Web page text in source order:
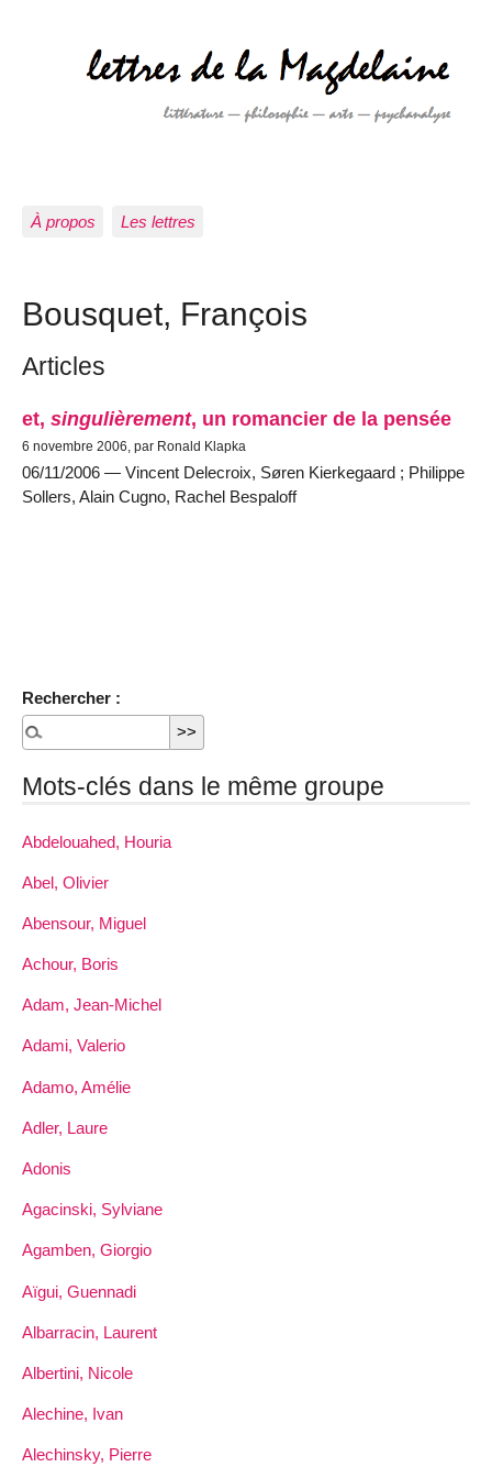
À propos Les lettres
Bousquet, François
Articles
et, singulièrement, un romancier de la pensée
6 novembre 2006, par Ronald Klapka
06/11/2006 — Vincent Delecroix, Søren Kierkegaard ; Philippe
Sollers, Alain Cugno, Rachel Bespaloff
Rechercher :
Mots-clés dans le même groupe
Abdelouahed, Houria
Abel, Olivier
Abensour, Miguel
Achour, Boris
Adam, Jean-Michel
Adami, Valerio
Adamo, Amélie
Adler, Laure
Adonis
Agacinski, Sylviane
Agamben, Giorgio
Aïgui, Guennadi
Albarracin, Laurent
Albertini, Nicole
Alechine, Ivan
Alechinsky, Pierre